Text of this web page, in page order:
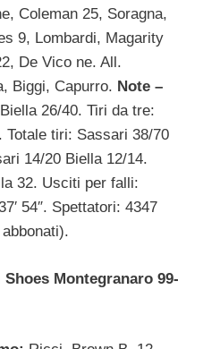
Coleman 25, Soragna,
9, Lombardi, Magarity
De Vico ne. All.
Biggi, Capurro. Note –
26/40. Tiri da tre:
Totale tiri: Sassari 38/70
14/20 Biella 12/14.
32. Usciti per falli:
54″. Spettatori: 4347
Montegranaro 99-